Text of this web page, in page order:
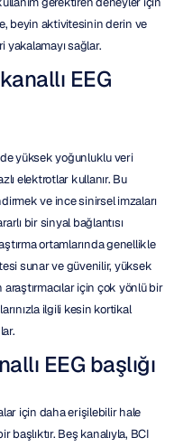
beyin aktivitesinin derin ve
yakalamayı sağlar.
EEG
yüksek yoğunluklu veri
elektrotlar kullanır. Bu
ve ince sinirsel imzaları
bir sinyal bağlantısı
ortamlarında genellikle
sunar ve güvenilir, yüksek
için çok yönlü bir
ilgili kesin kortikal
EEG başlığı
için daha erişilebilir hale
başlıktır. Beş kanalıyla, BCI